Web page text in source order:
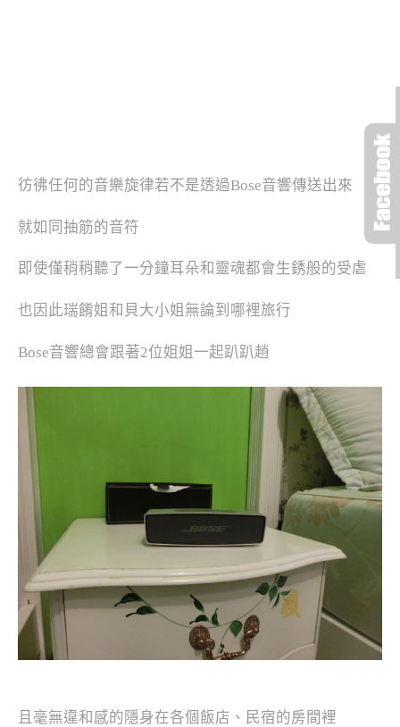
彷彿任何的音樂旋律若不是透過Bose音響傳送出來
就如同抽筋的音符
即使僅稍稍聽了一分鐘耳朵和靈魂都會生銹般的受虐
也因此瑞餚姐和貝大小姐無論到哪裡旅行
Bose音響總會跟著2位姐姐一起趴趴趙
且毫無違和感的隱身在各個飯店、民宿的房間裡